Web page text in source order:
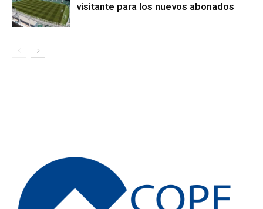
visitante para los nuevos abonados